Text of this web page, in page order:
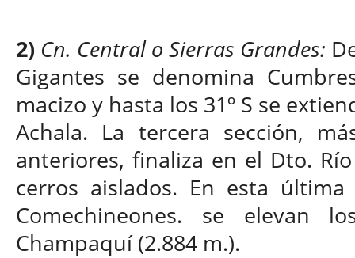
2) Cn. Central o Sierras Grandes:
Gigantes se denomina
macizo y hasta los 31º S se
Achala. La tercera sección,
anteriores, finaliza en el Dto.
cerros aislados. En esta
Comechineones. se elevan
Champaquí (2.884 m.).